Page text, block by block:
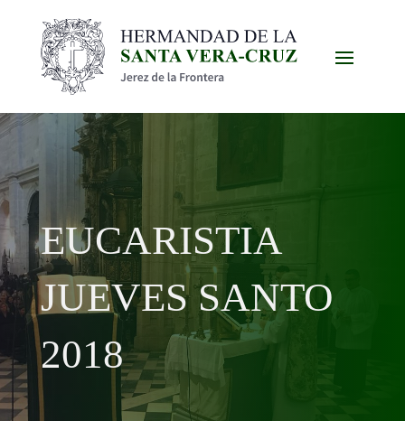
EUCARISTIA
JUEVES SANTO
2018